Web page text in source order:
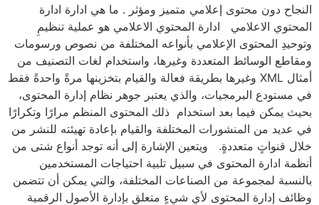
النجاح دون محتوى إعلامي متميز ومؤثر . ما هي ادارة ادارة
المحتوي الاعلامي ادارة المحتوي الاعلامي هو عملية تنظيمِ
وتوحيدِ المحتوى الإعلامي بأنواعه المختلفة من نصوص ورسومات
ومقاطع الوسائط المتعددة وغيرها، واستخدام لغات التصنيف من
أمثال XML وغيرها بطريقة فعالة والقيام بتخزينها مرةً واحدةً فقط
في مستودع البرمجيات، والذي يعتبر جوهر نظام إدارة المحتوى،
بحيث يمكن فيما بعد استخدام ذلك المحتوى المنظم مرارًا وتكرارًا
في عديد من المنشورات المختلفة والقيام بإعادة تهيئته للنشر من
خلال قنواتٍ متعددةٍ. ويتعين الإشارة إلى أنه توجد أنواع شتى من
أنظمة ادارة المحتوى في سبيل تلبية احتياجات المستخدمين
بالنسبة لمجموعة من الصناعات المختلفة، والتي يمكن أن تتضمن
وظائف إدارة المحتوى لأي شيءٍ متعلق بإدارة الأصول الرقمية